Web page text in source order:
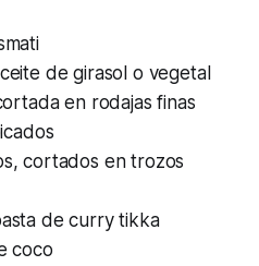
de girasol o vegetal
en rodajas finas
cortados en trozos
de curry tikka
coco